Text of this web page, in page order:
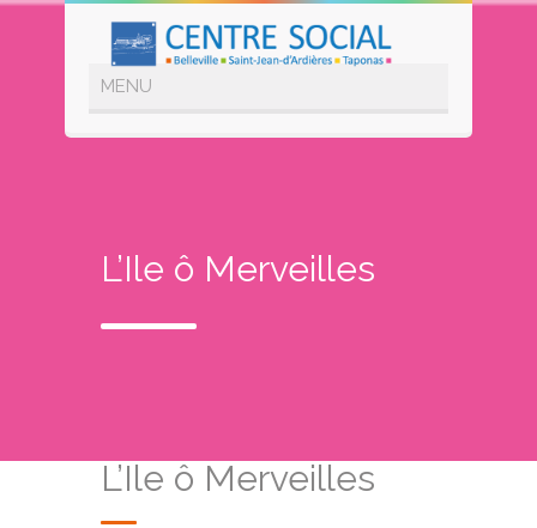
L’Ile ô Merveilles
L’Ile ô Merveilles